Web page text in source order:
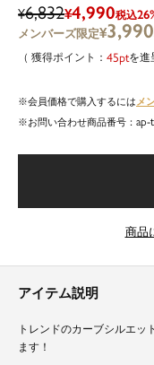
¥6,832¥4,990税込
¥3,990
45 を進
会員価格で購入するには メ
商品番号
ap-
商品
アイテム説明
トレンドのカーブシルエッ
ます！